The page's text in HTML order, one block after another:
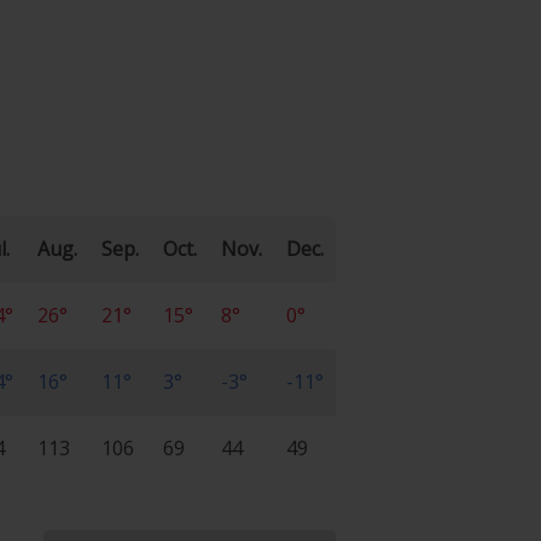
Aug. Sep. Oct. Nov. Dec.
26° 21° 15° 8° 0°
16° 11° 3° -3° -11°
113 106 69 44 49